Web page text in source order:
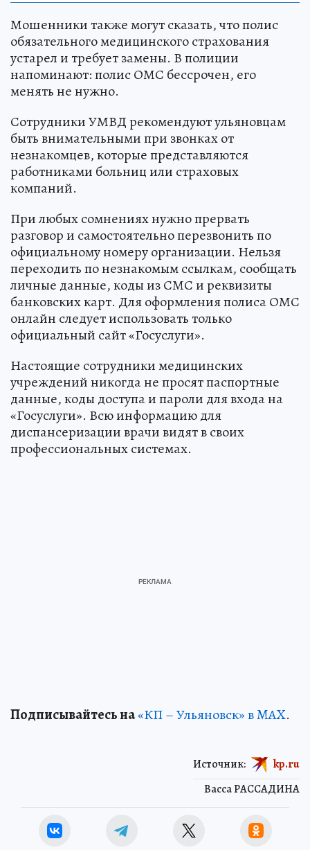
Мошенники также могут сказать, что полис
обязательного медицинского страхования
устарел и требует замены. В полиции
напоминают: полис ОМС бессрочен, его
менять не нужно.
Сотрудники УМВД рекомендуют ульяновцам
быть внимательными при звонках от
незнакомцев, которые представляются
работниками больниц или страховых
компаний.
При любых сомнениях нужно прервать
разговор и самостоятельно перезвонить по
официальному номеру организации. Нельзя
переходить по незнакомым ссылкам, сообщать
личные данные, коды из СМС и реквизиты
банковских карт. Для оформления полиса ОМС
онлайн следует использовать только
официальный сайт «Госуслуги».
Настоящие сотрудники медицинских
учреждений никогда не просят паспортные
данные, коды доступа и пароли для входа на
«Госуслуги». Всю информацию для
диспансеризации врачи видят в своих
профессиональных системах.
Подписывайтесь на«КП – Ульяновск» в MAX.
Васса РАССАДИНА
Источник: kp.ru